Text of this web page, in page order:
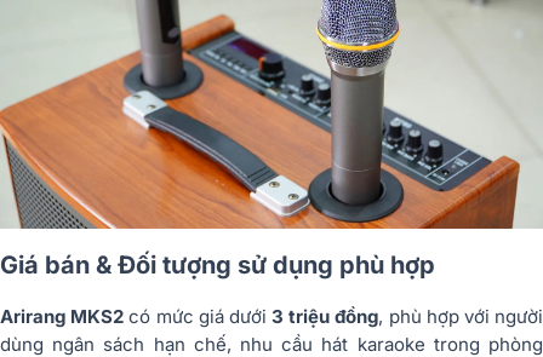
Giá bán & Đối tượng sử dụng phù hợp
Arirang MKS2 có mức giá dưới3 triệu đồng, phù hợp với người
dùng ngân sách hạn chế, nhu cầu hát karaoke trong phòng